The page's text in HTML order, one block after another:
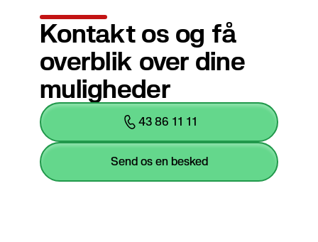
Kontakt os og få
overblik over dine
muligheder
43 86 11 11
send os en besked